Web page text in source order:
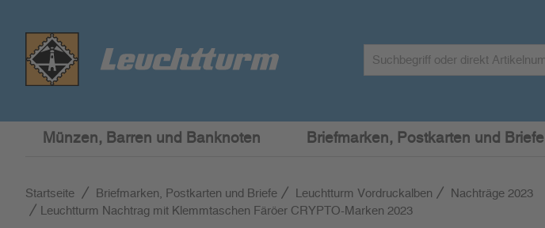
Münzen, Barren und Banknoten Briefmarken, Postkarten und Briefe
Startseite Briefmarken, Postkarten und Briefe Leuchtturm Vordruckalben
Nachträge 2023
Leuchtturm Nachtrag mit Klemmtaschen Färöer CRYPTO-Marken 2023